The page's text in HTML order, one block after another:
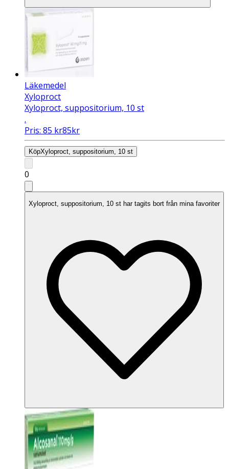
Läkemedel
Xyloproct
Xyloproct, suppositorium, 10 st
.
Pris: 85 kr85kr
KöpXyloproct, suppositorium, 10 st
0
Xyloproct, suppositorium, 10 st har tagits bort från mina favoriter